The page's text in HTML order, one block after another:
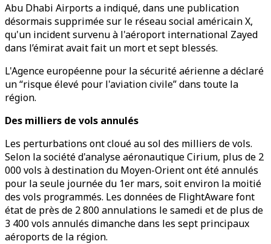
Abu Dhabi Airports a indiqué, dans une publication
désormais supprimée sur le réseau social américain X,
qu'un incident survenu à l'aéroport international Zayed
dans l’émirat avait fait un mort et sept blessés.
L'Agence européenne pour la sécurité aérienne a déclaré
un “risque élevé pour l'aviation civile” dans toute la
région.
Des milliers de vols annulés
Les perturbations ont cloué au sol des milliers de vols.
Selon la société d'analyse aéronautique Cirium, plus de 2
000 vols à destination du Moyen-Orient ont été annulés
pour la seule journée du 1er mars, soit environ la moitié
des vols programmés. Les données de FlightAware font
état de près de 2 800 annulations le samedi et de plus de
3 400 vols annulés dimanche dans les sept principaux
aéroports de la région.